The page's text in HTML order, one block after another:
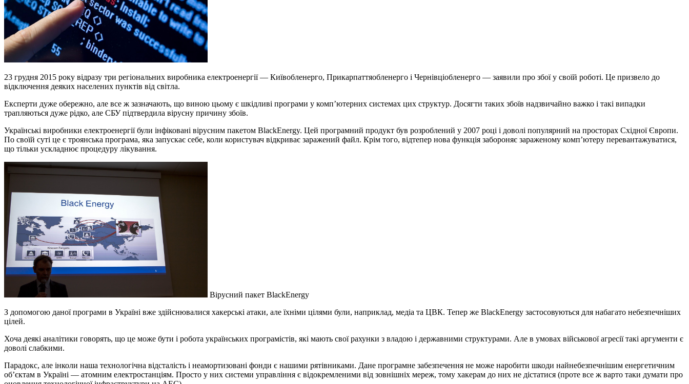
23 грудня 2015 року відразу три регіональних виробника електроенергії — Київобленерго, Прикарпаттяобленерго і Чернівціобленерго — заявили про збої у своїй роботі. Це призвело до
відключення деяких населених пунктів від світла.
Експерти дуже обережно, але все ж зазначають, що виною цьому є шкідливі програми у комп’ютерних системах цих структур. Досягти таких збоїв надзвичайно важко і такі випадки
трапляються дуже рідко, але СБУ підтвердила вірусну причину збоїв.
Українські виробники електроенергії були інфіковані вірусним пакетом BlackEnergy. Цей програмний продукт був розроблений у 2007 році і доволі популярний на просторах Східної Європи.
По своїй суті це є троянська програма, яка запускає себе, коли користувач відкриває заражений файл. Крім того, відтепер нова функція забороняє зараженому комп’ютеру перевантажуватися,
що тільки ускладнює процедуру лікування.
Вірусний пакет BlackEnergy
З допомогою даної програми в Україні вже здійснювалися хакерські атаки, але їхніми цілями були, наприклад, медіа та ЦВК. Тепер же BlackEnergy застосовуються для набагато небезпечніших
цілей.
Хоча деякі аналітики говорять, що це може бути і робота українських програмістів, які мають свої рахунки з владою і державними структурами. Але в умовах військової агресії такі аргументи є
доволі слабкими.
Парадокс, але інколи наша технологічна відсталість і неамортизовані фонди є нашими рятівниками. Дане програмне забезпечення не може наробити шкоди найнебезпечнішим енергетичним
об’єктам в Україні — атомним електростанціям. Просто у них системи управління є відокремленими від зовнішніх мереж, тому хакерам до них не дістатися (проте все ж варто таки думати про